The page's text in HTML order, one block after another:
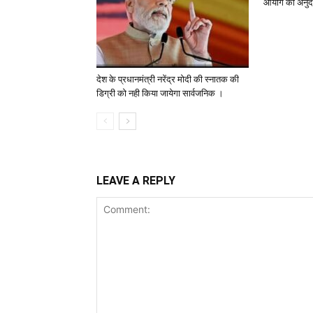
देश के प्रधानमंत्री नरेंद्र मोदी की स्नातक की
डिग्री को नही किया जायेगा सार्वजनिक ।
आयोग का
LEAVE A REPLY